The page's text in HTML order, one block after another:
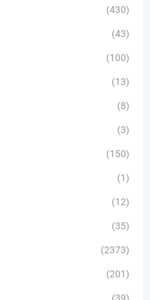
(430)
(43)
(100)
(13)
(8)
(3)
(150)
(1)
(12)
(35)
(2373)
(201)